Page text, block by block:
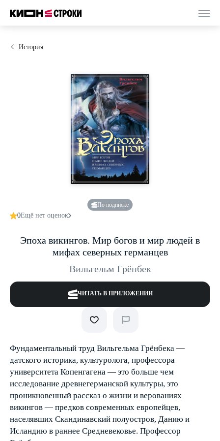
История
По подписке
0Ещё нет оценок
Эпоха викингов. Мир богов и мир людей в
мифах северных германцев
Вильгельм Грёнбек
ЧИТАТЬ В ПРИЛОЖЕНИИ
Фундаментальный труд Вильгельма Грёнбека —
датского историка, культуролога, профессора
университета Копенгагена — это больше чем
исследование древнегерманской культуры, это
проникновенный рассказ о жизни и верованиях
викингов — предков современных европейцев,
населявших Скандинавский полуостров, Данию и
Исландию в раннее Средневековье. Профессор